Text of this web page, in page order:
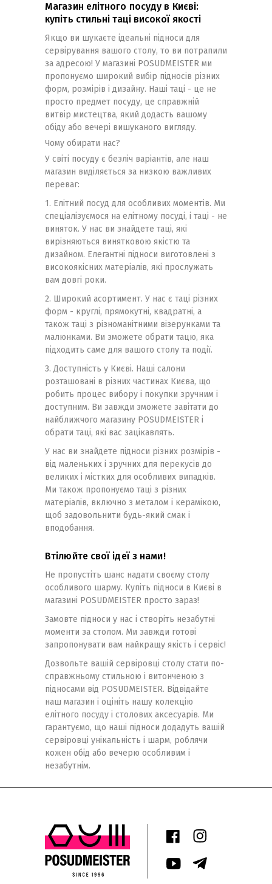
Магазин елітного посуду в Києві:
купіть стильні таці високої якості
Якщо ви шукаєте ідеальні підноси для
сервірування вашого столу, то ви потрапили
за адресою! У магазині POSUDMEISTER ми
пропонуємо широкий вибір підносів різних
форм, розмірів і дизайну. Наші таці - це не
просто предмет посуду, це справжній
витвір мистецтва, який додасть вашому
обіду або вечері вишуканого вигляду.
Чому обирати нас?
У світі посуду є безліч варіантів, але наш
магазин виділяється за низкою важливих
переваг:
1. Елітний посуд для особливих моментів. Ми
спеціалізуємося на елітному посуді, і таці - не
виняток. У нас ви знайдете таці, які
вирізняються винятковою якістю та
дизайном. Елегантні підноси виготовлені з
високоякісних матеріалів, які прослужать
вам довгі роки.
2. Широкий асортимент. У нас є таці різних
форм - круглі, прямокутні, квадратні, а
також таці з різноманітними візерунками та
малюнками. Ви зможете обрати тацю, яка
підходить саме для вашого столу та події.
3. Доступність у Києві. Наші салони
розташовані в різних частинах Києва, що
робить процес вибору і покупки зручним і
доступним. Ви завжди зможете завітати до
найближчого магазину POSUDMEISTER і
обрати таці, які вас зацікавлять.
У нас ви знайдете підноси різних розмірів -
від маленьких і зручних для перекусів до
великих і містких для особливих випадків.
Ми також пропонуємо таці з різних
матеріалів, включно з металом і керамікою,
щоб задовольнити будь-який смак і
вподобання.
Втілюйте свої ідеї з нами!
Не пропустіть шанс надати своєму столу
особливого шарму. Купіть підноси в Києві в
магазині POSUDMEISTER просто зараз!
Замовте підноси у нас і створіть незабутні
моменти за столом. Ми завжди готові
запропонувати вам найкращу якість і сервіс!
Дозвольте вашій сервіровці столу стати по-
справжньому стильною і витонченою з
підносами від POSUDMEISTER. Відвідайте
наш магазин і оцініть нашу колекцію
елітного посуду і столових аксесуарів. Ми
гарантуємо, що наші підноси додадуть вашій
сервіровці унікальність і шарм, роблячи
кожен обід або вечерю особливим і
незабутнім.